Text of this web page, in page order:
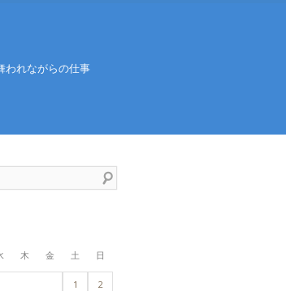
われながらの仕事
木 金 土 日
1 2